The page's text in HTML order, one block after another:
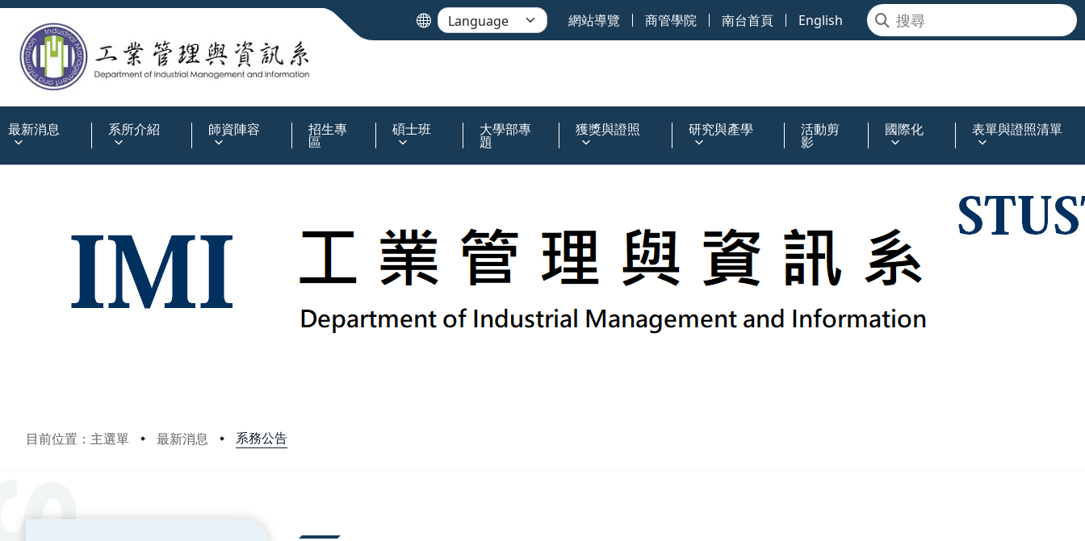
網站導覽 商管學院 南台首頁 English
最新消息 系所介紹 師資陣容 招生專
區
碩士班 大學部專
題
獲獎與證照 研究與產學 活動剪
影
國際化 表單與證照清單
目前位置：主選單 最新消息 系務公告
:::